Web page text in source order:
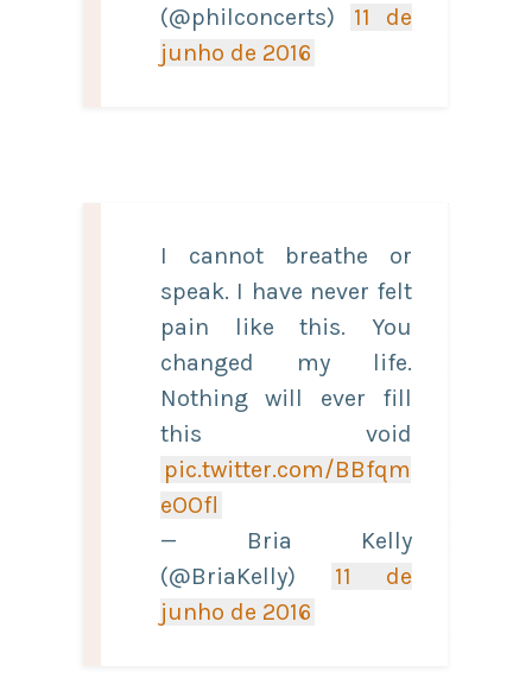
(@philconcerts)
11 de
junho de 2016
I cannot breathe or
speak. I have never felt
pain like this. You
changed my life.
Nothing will ever fill
this void
pic.twitter.com/BBfqm
eOOfl
— Bria Kelly
(@BriaKelly)
11 de
junho de 2016